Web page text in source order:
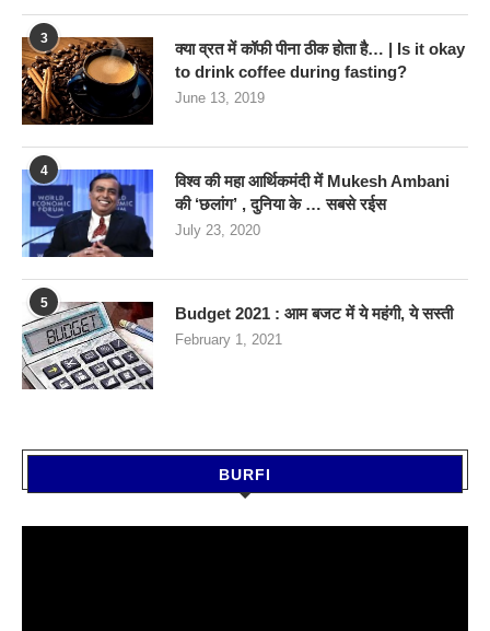
3
क्या व्रत में कॉफी पीना ठीक होता है… | Is it okay
to drink coffee during fasting?
June 13, 2019
4
विश्व की महा आर्थिकमंदी में Mukesh Ambani
की ‘छलांग’ , दुनिया के … सबसे रईस
July 23, 2020
5
Budget 2021 : आम बजट में ये महंगी, ये सस्‍ती
February 1, 2021
BURFI